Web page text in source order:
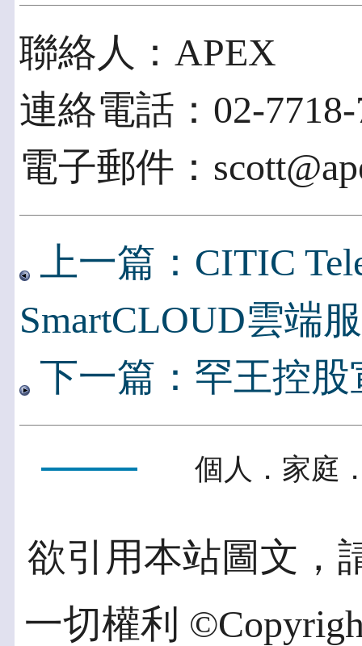
聯絡人：APEX
連絡電話：02-
電子郵件：
上一篇：CITIC
SmartCLOUD雲端
下一篇：罕王控股
個人．家庭
欲引用本站圖文，
一切權利